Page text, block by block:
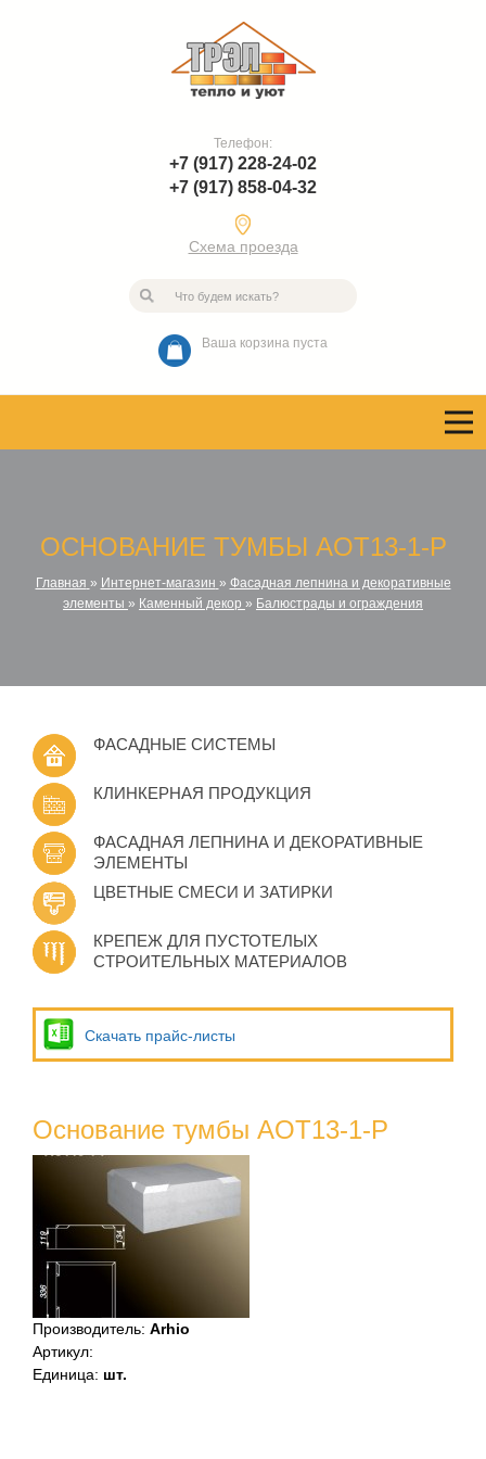
Телефон:
+7 (917) 228-24-02
+7 (917) 858-04-32
Схема проезда
Ваша корзина пуста
ОСНОВАНИЕ ТУМБЫ AOT13-1-P
Главная » Интернет-магазин » Фасадная лепнина и декоративные
элементы » Каменный декор » Балюстрады и ограждения
ФАСАДНЫЕ СИСТЕМЫ
КЛИНКЕРНАЯ ПРОДУКЦИЯ
ФАСАДНАЯ ЛЕПНИНА И ДЕКОРАТИВНЫЕ
ЭЛЕМЕНТЫ
ЦВЕТНЫЕ СМЕСИ И ЗАТИРКИ
КРЕПЕЖ ДЛЯ ПУСТОТЕЛЫХ
СТРОИТЕЛЬНЫХ МАТЕРИАЛОВ
Скачать прайс-листы
Основание тумбы AOT13-1-P
Производитель: Arhio
Артикул:
Единица: шт.